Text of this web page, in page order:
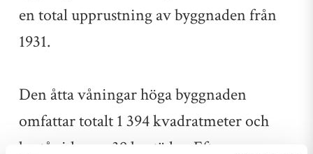
en total upprustning av byggnaden från
1931.
Den åtta våningar höga byggnaden
omfattar totalt 1 394 kvadratmeter och
består idag av 39 bostäder. Efter